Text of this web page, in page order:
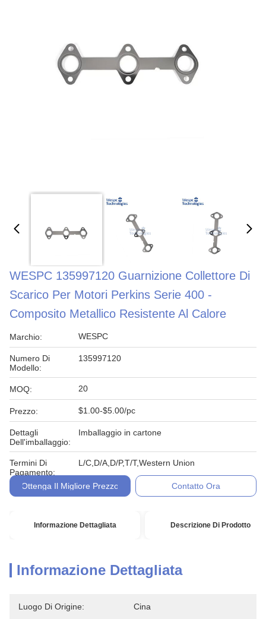
WESPC 135997120 Guarnizione Collettore Di
Scarico Per Motori Perkins Serie 400 -
Composito Metallico Resistente Al Calore
Marchio: WESPC
Numero Di
Modello:
135997120
MOQ: 20
Prezzo: $1.00-$5.00/pc
Dettagli
Dell'imballaggio:
Imballaggio in cartone
Termini Di
Pagamento:
L/C,D/A,D/P,T/T,Western Union
Ottenga Il Migliore Prezzo Contatto Ora
Informazione Dettagliata Descrizione Di Prodotto
Informazione Dettagliata
Luogo Di Origine: Cina